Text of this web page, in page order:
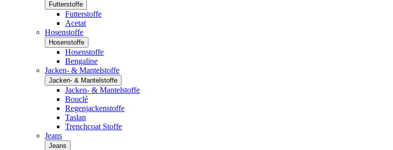
Futterstoffe
Futterstoffe
Acetat
Hosenstoffe
Hosenstoffe
Hosenstoffe
Bengaline
Jacken- & Mantelstoffe
Jacken- & Mantelstoffe
Jacken- & Mantelstoffe
Bouclé
Regenjackenstoffe
Taslan
Trenchcoat Stoffe
Jeans
Jeans